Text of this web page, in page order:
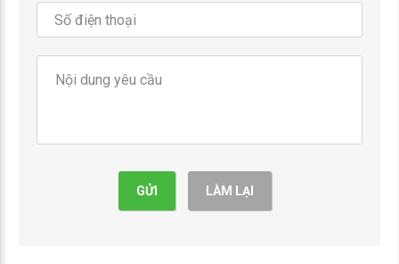
GỬI LÀM LẠI